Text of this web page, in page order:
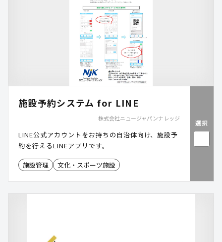
施設予約システム for LINE
株式会社ニュージャパンナレッジ
LINE公式アカウントをお持ちの自治体向け、施設予
約を行えるLINEアプリです。
施設管理 文化・スポーツ施設
選択